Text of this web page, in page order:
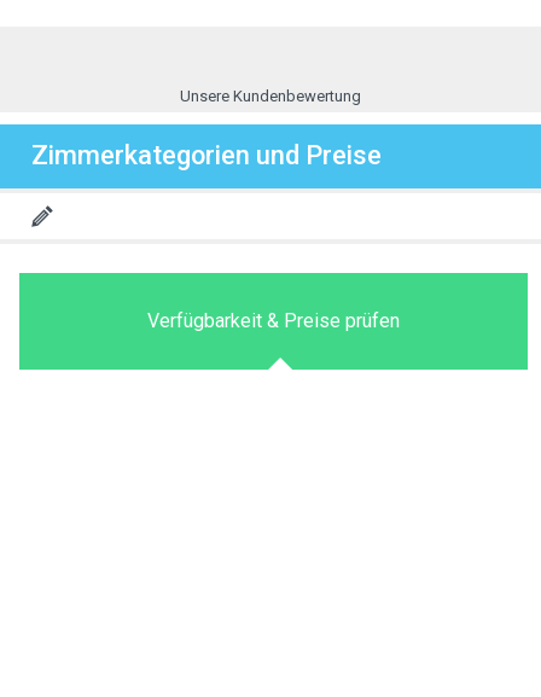
Unsere Kundenbewertung
Zimmerkategorien und Preise
Verfügbarkeit & Preise prüfen